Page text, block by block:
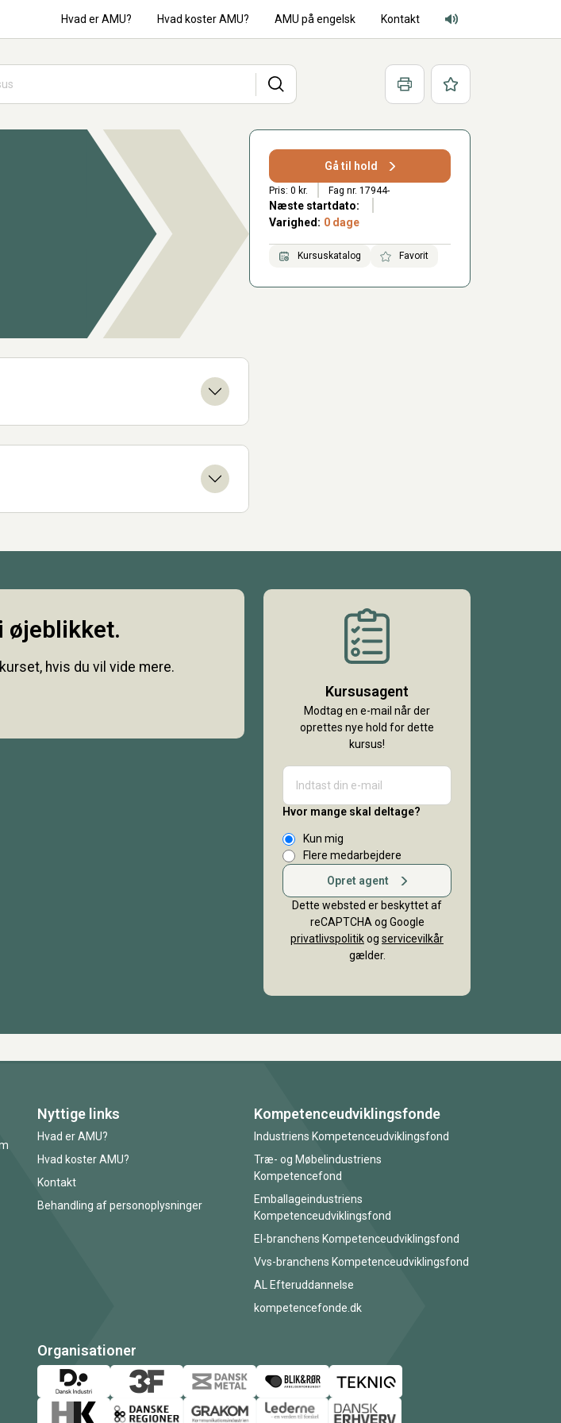
Hvad er AMU? Hvad koster AMU? AMU på engelsk Kontakt
Adgang for alle lyd
Søg Print Favoritter
Gå til hold
Pris: 0 kr. Fag nr. 17944-
Næste startdato:
Varighed: 0 dage
Kursuskatalog Favorit
øjeblikket.
hvis du vil vide mere.
Kursusagent
Modtag en e-mail når der
oprettes nye hold for dette
kursus!
Hvor mange skal deltage?
Kun mig
Flere medarbejdere
Opret agent
Dette websted er beskyttet af
reCAPTCHA og Google
privatlivspolitikog servicevilkår
gælder.
Nyttige links
Hvad er AMU?
Hvad koster AMU?
Kontakt
Behandling af personoplysninger
Kompetenceudviklingsfonde
Industriens Kompetenceudviklingsfond
Træ- og Møbelindustriens
Kompetencefond
Emballageindustriens
Kompetenceudviklingsfond
El-branchens Kompetenceudviklingsfond
Vvs-branchens Kompetenceudviklingsfond
AL Efteruddannelse
kompetencefonde.dk
Organisationer